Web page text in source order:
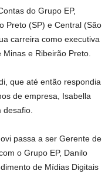
do Grupo EP,
Preto (SP) e Central (São
carreira como executiva
e Ribeirão Preto.
que até então respondia
de empresa, Isabella
desafio.
passa a ser Gerente de
o Grupo EP, Danilo
de Mídias Digitais